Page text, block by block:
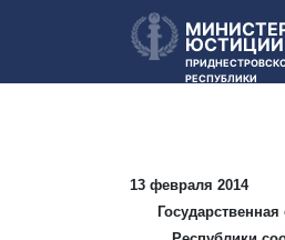
ЮСТИЦИИ
РЕСПУБЛИКИ
13 февраля 2014